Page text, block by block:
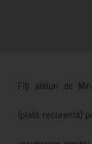
Fiți alături de
(plată recurentă)